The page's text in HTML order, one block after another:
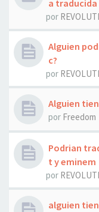
a traducida
por
Alguien
c?
por
Alguien
por Freedom
Podrian
t y eminem
por
alguien